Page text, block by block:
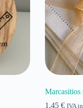
Marcasitios
1,45 € IVA